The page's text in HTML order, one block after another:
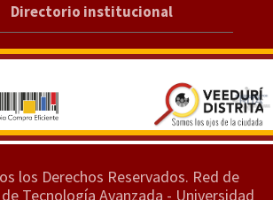
Directorio institucional
los Derechos Reservados. Red de
Tecnología Avanzada - Universidad